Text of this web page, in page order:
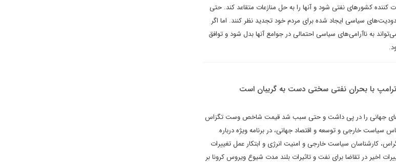
کننده کشورهای نفتی شود و آنها را به حل منازعات متقاعد کند. حتی
سیاسی ایجاد شده برای مردم خود تجدید نظر کنند. اما اگر
به ناآرامی‌های سیاسی احتمالی در جوامع آنها بدل شود و توافق
ترامپ با بحران نفتی سختی دست به گریبان است
جهانی را در پی داشت و حتی سبب شد قیمت شاخص وست تگزاس
سیاست خارجی و توسعه و اقتصاد جهانی، در برنامه ویژه درباره
کارشناسان سیاست خارجی و امنیت انرژی و ابتکار عمل تغییرات
اخیر در تقاضا برای نفت و تاثیرات بلند مدت شیوع ویروس کرونا بر